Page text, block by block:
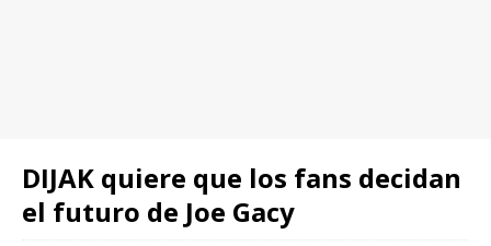
DIJAK quiere que los fans decidan
el futuro de Joe Gacy